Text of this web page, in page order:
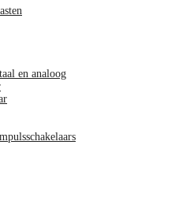
en analoog